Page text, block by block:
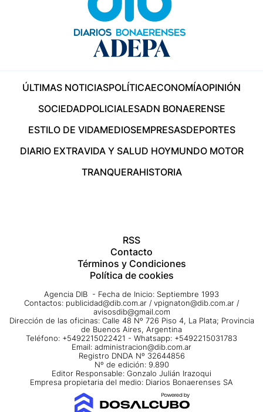
ÚLTIMAS NOTICIASPOLÍTICAECONOMÍAOPINIÓN
SOCIEDADPOLICIALESADN BONAERENSE
ESTILO DE VIDAMEDIOSEMPRESASDEPORTES
DIARIO EXTRAVIDA Y SALUD HOYMUNDO MOTOR
TRANQUERAHISTORIA
RSS
Contacto
Términos y Condiciones
Política de cookies
Agencia DIB - Fecha de Inicio: Septiembre 1993
Contactos: publicidad@dib.com.ar / vpignaton@dib.com.ar /
avisosdib@gmail.com
Dirección de las oficinas: Calle 48 Nº 726 Piso 4, La Plata; Provincia
de Buenos Aires, Argentina
Teléfono: +5492215022421 - Whatsapp: +5492215031783
Email: administracion@dib.com.ar
Registro DNDA Nº 32644856
Nº de edición: 9.890
Editor Responsable: Gonzalo Julián Irazoqui
Empresa propietaria del medio: Diarios Bonaerenses SA